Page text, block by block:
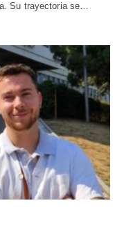
Su trayectoria se…